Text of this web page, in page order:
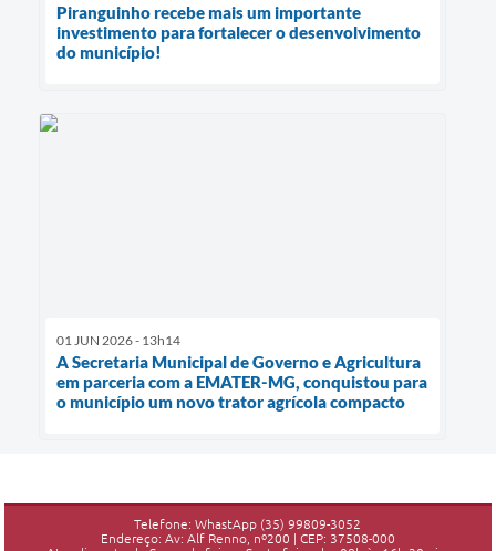
Piranguinho recebe mais um importante
investimento para fortalecer o desenvolvimento
do município!
01 JUN 2026 - 13h14
A Secretaria Municipal de Governo e Agricultura
em parceria com a EMATER-MG, conquistou para
o município um novo trator agrícola compacto
Telefone: WhastApp (35) 99809-3052
Endereço: Av: Alf Renno, nº200 | CEP: 37508-000